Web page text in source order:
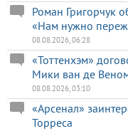
Роман Григорчук
«Нам нужно
08.08.2026, 06:28
«Тоттенхэм»
Мики ван де
08.08.2026, 03:10
«Арсенал»
Торреса